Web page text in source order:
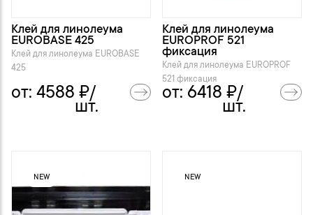
Клей для линолеума
EUROBASE 425
Клей для линолеума EUROBASE
425
от: 4588 ₽/
шт.
Клей для линолеума
EUROPROF 521
фиксация
Клей для линолеума EUROPROF
521 фиксация
от: 6418 ₽/
шт.
NEW NEW